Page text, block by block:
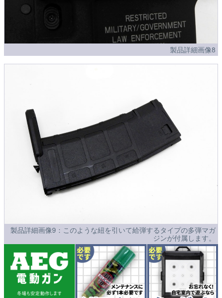
製品詳細画像8
製品詳細画像9：このような紐を引いて給弾するタイプの多弾マガ
ジンが付属します。